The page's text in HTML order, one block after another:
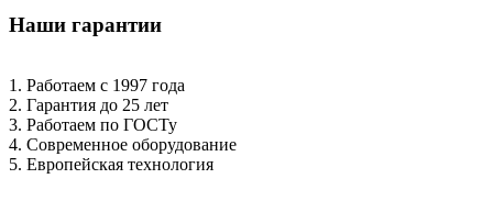
Наши гарантии
1. Работаем с 1997 года
2. Гарантия до 25 лет
3. Работаем по ГОСТу
4. Современное оборудование
5. Европейская технология